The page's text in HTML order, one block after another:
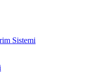
Sistemi